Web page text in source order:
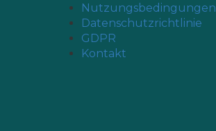
Nutzungsbedingungen
Datenschutzrichtlinie
GDPR
Kontakt